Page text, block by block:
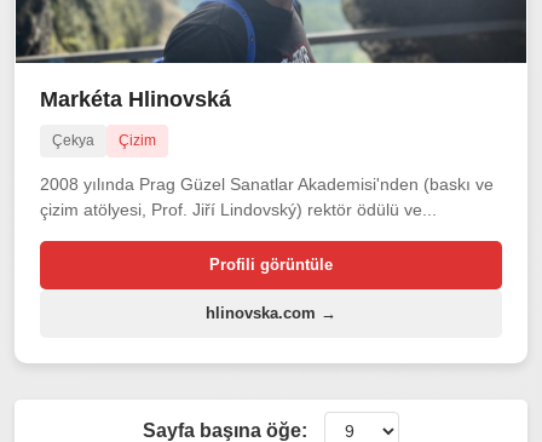
Markéta Hlinovská
Çekya Çizim
2008 yılında Prag Güzel Sanatlar Akademisi'nden (baskı ve
çizim atölyesi, Prof. Jiří Lindovský) rektör ödülü ve...
Profili görüntüle
hlinovska.com →
Sayfa başına öğe: